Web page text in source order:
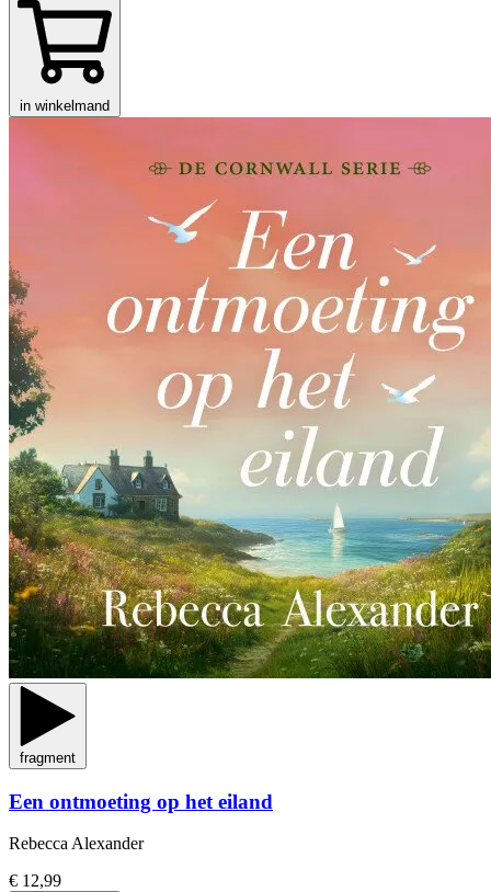
in winkelmand
fragment
Een ontmoeting op het eiland
Rebecca Alexander
€ 12,99